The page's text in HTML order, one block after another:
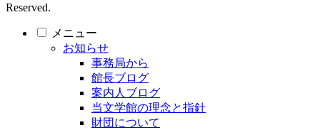
Reserved.
メニュー
お知らせ
事務局から
館長ブログ
案内人ブログ
当文学館の理念と指針
財団について